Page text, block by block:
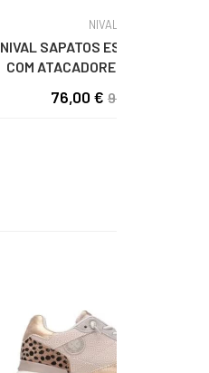
NIVAL
NIVAL SAPATOS ESTILO OXFORD
COM ATACADORES E TEXTURA
76,00 € 95,00 €